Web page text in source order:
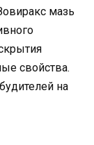
мазь
свойства.
на